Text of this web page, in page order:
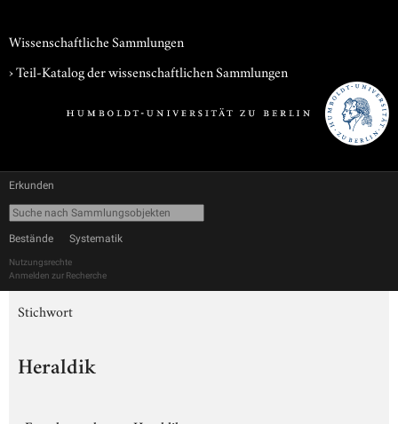
Wissenschaftliche Sammlungen
› Teil-Katalog der wissenschaftlichen Sammlungen
Erkunden
Bestände Systematik
Nutzungsrechte
Anmelden zur Recherche
Stichwort
Heraldik